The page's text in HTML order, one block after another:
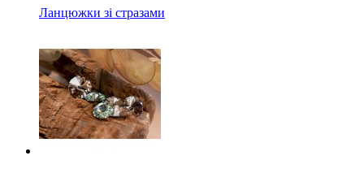
Ланцюжки зі стразами